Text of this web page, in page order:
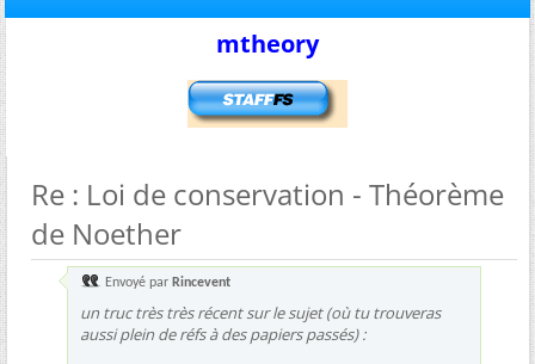
mtheory
Re : Loi de conservation - Théorème
de Noether
Envoyé par Rincevent
un truc très très récent sur le sujet (où tu trouveras
aussi plein de réfs à des papiers passés) :